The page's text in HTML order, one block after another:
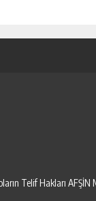
Telif Hakları